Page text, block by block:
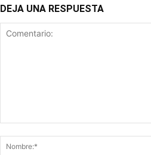
DEJA UNA RESPUESTA